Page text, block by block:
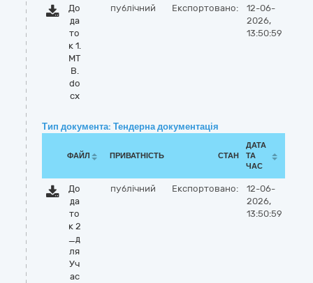
До
да
то
к 1.
МТ
В.
do
cx
публічний Експортовано:
12-06-
2026,
13:50:59
Тип документа: Тендерна документація
ФАЙЛ ПРИВАТНІСТЬ СТАН
ДАТА
ТА
ЧАС
До
да
то
к 2
_д
ля
Уч
ас
публічний Експортовано:
12-06-
2026,
13:50:59